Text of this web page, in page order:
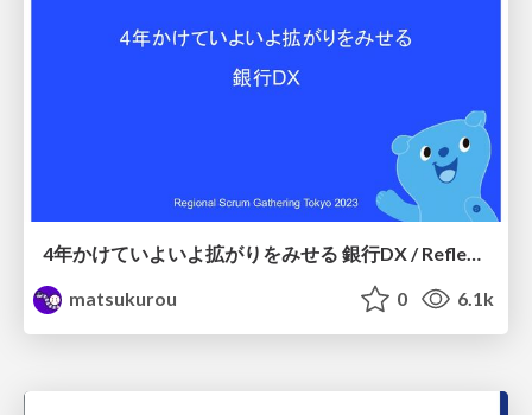
4年かけていよいよ拡がりをみせる 銀行DX / Reflections on the past 4 years
matsukurou
0 6.1k